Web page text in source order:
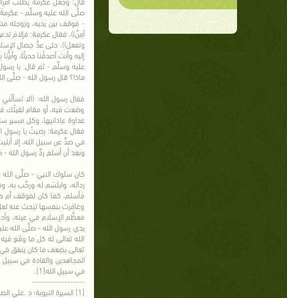
صلَّى الله عليه وسلَّم -
- فوقف بين يديه، وزوجته
آمنٌ))، فقال عكرمة: فإلامَ
وتفعل))، حتى عدَّ خِصال
إليه وأنت أصدقُنا حديثًا،
عليه وسلَّم - ثم قال: يا رسول
ماذا؟ قال رسول الله - صلَّى
فقال رسول الله: ((لا
وضعت فيه، أو مقام لقيتُك
عداوة عادانيها، وكل مسير
فقال عكرمة: رضيتُ يا رسول
في صدٍّ عن سبيل الله، إلا
وبعد أن أسلم ردَّ رسول الله -
كان سلوك النبي - صلَّى الله
ردائه، وابتسَم له ورحَّب به،
فأسلم، كما كان لموقف أم
وغامَرت بنفسها تبحث عنه
فعظَّم الإسلام في عينه،
يدي رسول الله - صلَّى الله
الله تعالى له كل ما وقَع
تعالى بضِعف ما كان ينفق في
المجاهدين والقادة في
في سبيل الله[1].
------------------
[1] السيرة النبوية؛ د .علي الصلابي.